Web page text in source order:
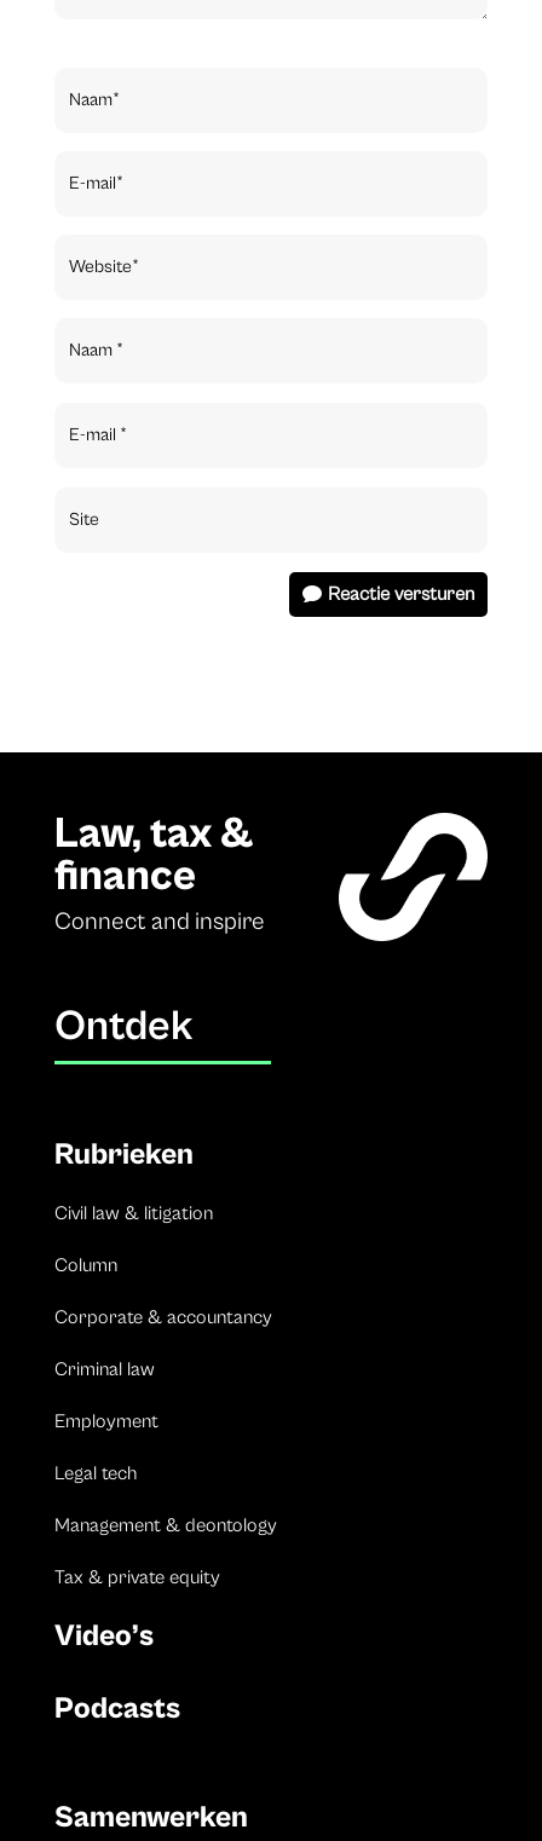
Reactie versturen
Law, tax &
finance
Connect and inspire
Ontdek
Rubrieken
Civil law & litigation
Column
Corporate & accountancy
Criminal law
Employment
Legal tech
Management & deontology
Tax & private equity
Video’s
Podcasts
Samenwerken